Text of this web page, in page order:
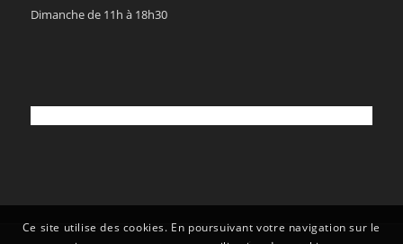
Dimanche de 11h à 18h30
Ce site utilise des cookies. En poursuivant votre navigation sur le